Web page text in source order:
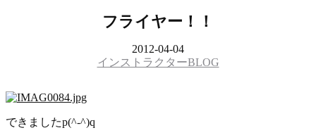
フライヤー！！
2012-04-04
インストラクターBLOG
できましたp(^-^)q